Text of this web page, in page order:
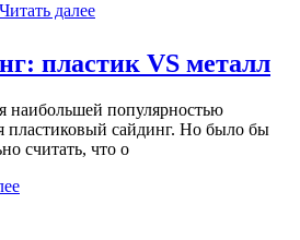
Читать далее
пластик VS металл
наибольшей популярностью
пластиковый сайдинг. Но было бы
считать, что о